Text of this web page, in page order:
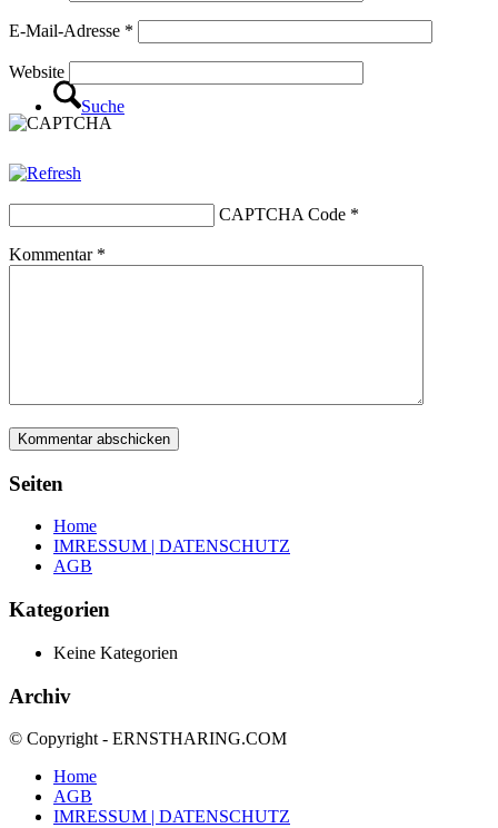
Suche
E-Mail-Adresse *
Website
CAPTCHA Code *
Kommentar *
Seiten
Home
IMRESSUM | DATENSCHUTZ
AGB
Kategorien
Keine Kategorien
Archiv
© Copyright - ERNSTHARING.COM
Home
AGB
IMRESSUM | DATENSCHUTZ